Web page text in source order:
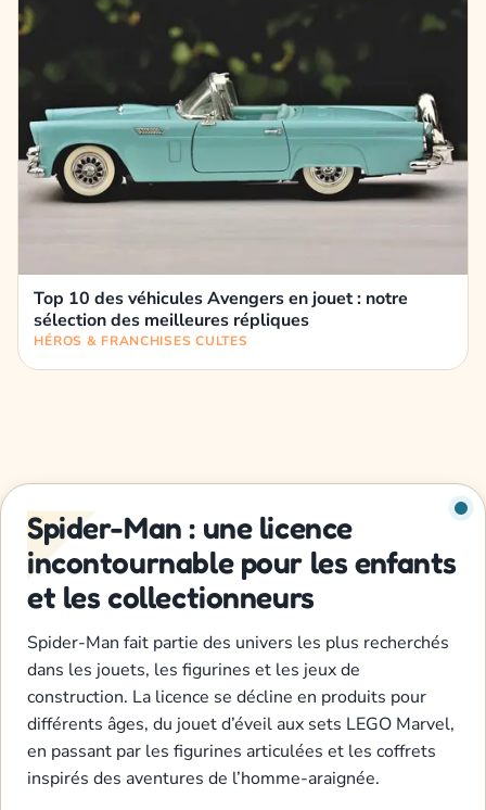
Top 10 des véhicules Avengers en jouet : notre
sélection des meilleures répliques
HÉROS & FRANCHISES CULTES
Spider-Man : une licence
incontournable pour les enfants
et les collectionneurs
Spider-Man fait partie des univers les plus recherchés
dans les jouets, les figurines et les jeux de
construction. La licence se décline en produits pour
différents âges, du jouet d’éveil aux sets LEGO Marvel,
en passant par les figurines articulées et les coffrets
inspirés des aventures de l’homme-araignée.